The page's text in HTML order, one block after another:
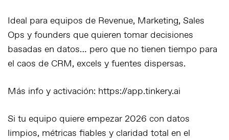
Ideal para equipos de Revenue, Marketing, Sales
Ops y founders que quieren tomar decisiones
basadas en datos… pero que no tienen tiempo para
el caos de CRM, excels y fuentes dispersas.
Más info y activación: https://app.tinkery.ai
Si tu equipo quiere empezar 2026 con datos
limpios, métricas fiables y claridad total en el